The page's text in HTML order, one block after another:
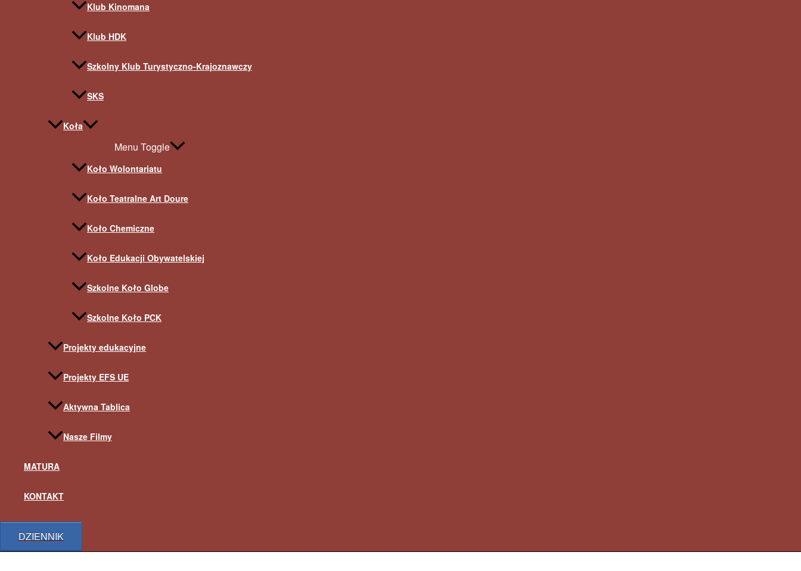
Klub Kinomana
Klub HDK
Szkolny Klub Turystyczno-Krajoznawczy
SKS
Koła
Menu Toggle
Koło Wolontariatu
Koło Teatralne Art Doure
Koło Chemiczne
Koło Edukacji Obywatelskiej
Szkolne Koło Globe
Szkolne Koło PCK
Projekty edukacyjne
Projekty EFS UE
Aktywna Tablica
Nasze Filmy
MATURA
KONTAKT
DZIENNIK